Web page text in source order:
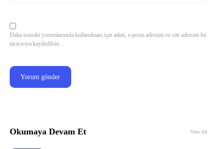
Daha sonraki yorumlarımda kullanılması için adım, e-posta adresim ve site adresim bu
tarayıcıya kaydedilsin.
Okumaya Devam Et View All